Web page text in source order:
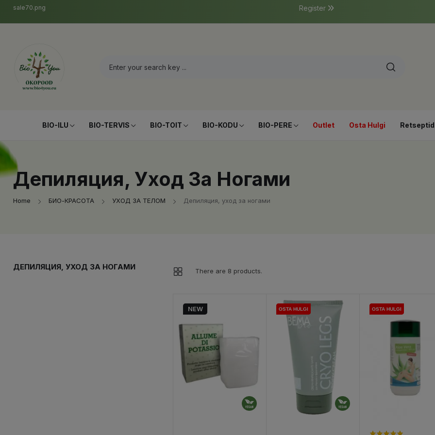
sale70.png Register
BIO-ILU BIO-TERVIS BIO-TOIT BIO-KODU BIO-PERE Outlet Osta Hulgi Retseptid
Депиляция, Уход За Ногами
Home БИО-КРАСОТА УХОД ЗА ТЕЛОМ Депиляция, уход за ногами
ДЕПИЛЯЦИЯ, УХОД ЗА НОГАМИ There are 8 products.
NEW OSTA HULGI
OSTA HULGI OSTA HULGI
OSTA HULGI